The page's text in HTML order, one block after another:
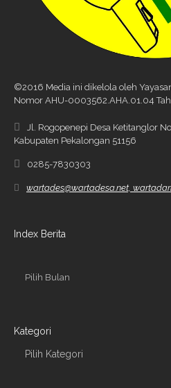
©2016 Media ini dikelola oleh
Nomor AHU-0003562.AHA.01.04
Jl. Rogopenepi Desa Ketitanglor
Kabupaten Pekalongan 51156
0285-7830303
wartades@wartadesa.net,
Index Berita
Kategori